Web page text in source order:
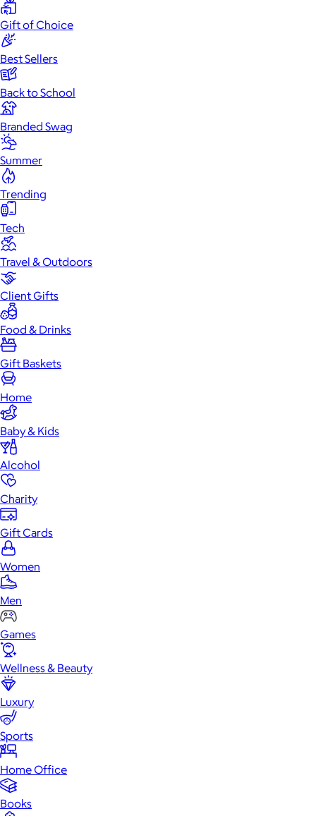
Gift of Choice
Best Sellers
Back to School
Branded Swag
Summer
Trending
Tech
Travel & Outdoors
Client Gifts
Food & Drinks
Gift Baskets
Home
Baby & Kids
Alcohol
Charity
Gift Cards
Women
Men
Games
Wellness & Beauty
Luxury
Sports
Home Office
Books